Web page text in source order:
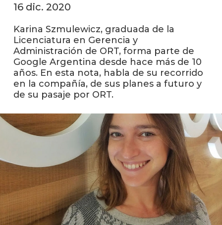
La
Blog
de la
16 dic. 2020
Karina Szmulewicz, graduada de la
Licenciatura en Gerencia y
Administración de ORT, forma parte de
Google Argentina desde hace más de 10
años. En esta nota, habla de su recorrido
en la compañía, de sus planes a futuro y
de su pasaje por ORT.